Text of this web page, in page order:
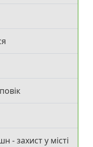
- захист у місті